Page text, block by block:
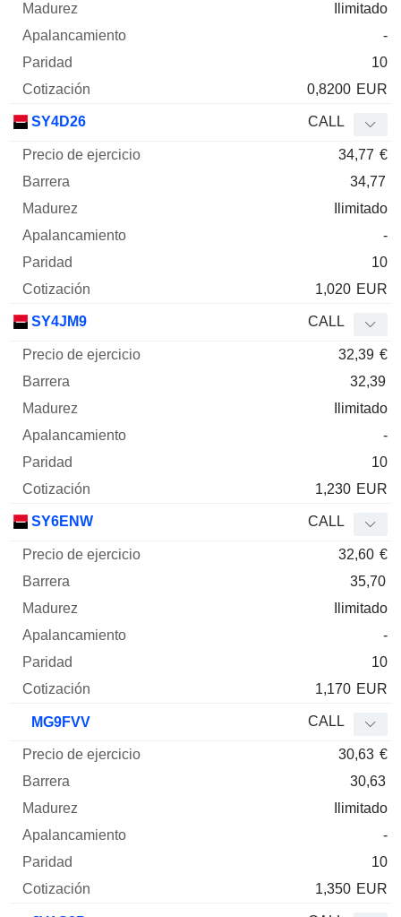
Ilimitado
-
10
0,8200 EUR
SY4D26 CALL
34,77 €
34,77
Ilimitado
-
10
1,020 EUR
SY4JM9 CALL
32,39 €
32,39
Ilimitado
-
10
1,230 EUR
SY6ENW CALL
32,60 €
35,70
Ilimitado
-
10
1,170 EUR
MG9FVV CALL
30,63 €
30,63
Ilimitado
-
10
1,350 EUR